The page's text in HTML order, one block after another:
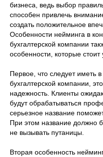
бизнеса, ведь выбор
способен привлечь
создать положительное
Особенности нейминга в
бухгалтерской компании
особенности, которые стоит
Первое, что следует иметь
бухгалтерской компании,
надежность. Клиенты
будут обрабатываться
серьезное название
При этом название должно
не вызывать путаницы.
Вторая особенность